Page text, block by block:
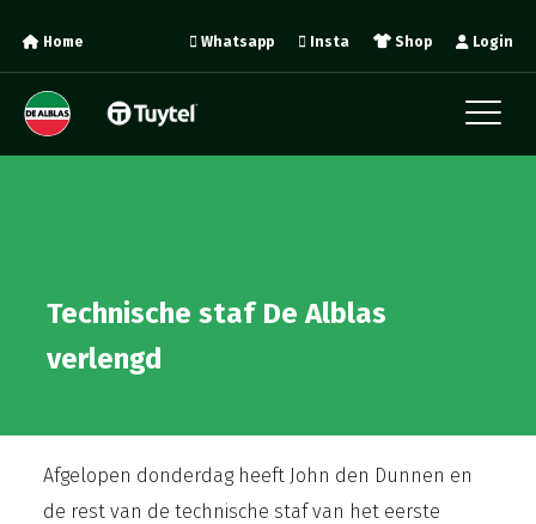
Home Login
Shop
Insta
Whatsapp
Technische staf De Alblas
verlengd
Afgelopen donderdag heeft John den Dunnen en
de rest van de technische staf van het eerste